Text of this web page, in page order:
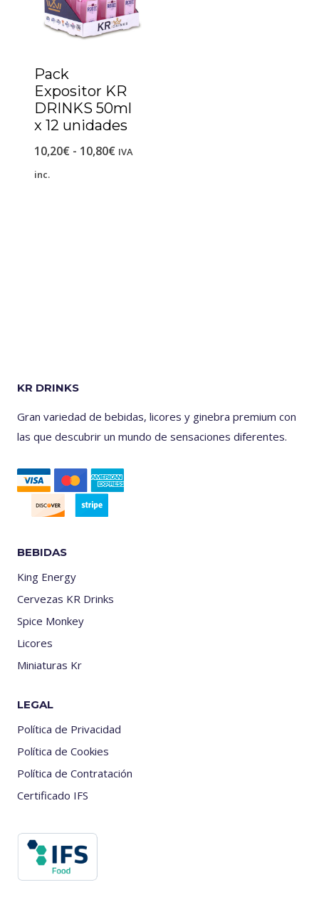
Pack
Expositor KR
DRINKS 50ml
x 12 unidades
10,20€ - 10,80€ IVA
inc.
KR DRINKS
Gran variedad de bebidas, licores y ginebra premium con
las que descubrir un mundo de sensaciones diferentes.
BEBIDAS
King Energy
Cervezas KR Drinks
Spice Monkey
Licores
Miniaturas Kr
LEGAL
Política de Privacidad
Política de Cookies
Política de Contratación
Certificado IFS